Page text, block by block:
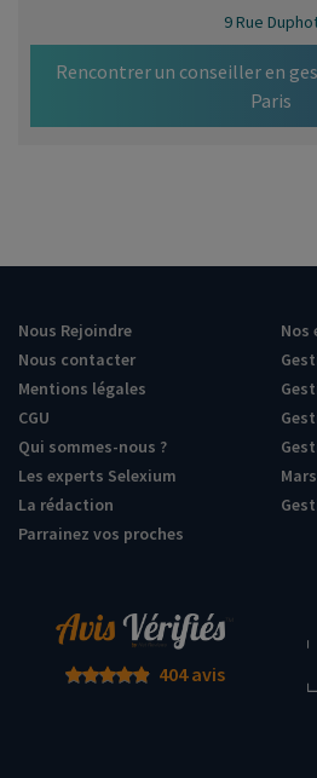
9 Rue
Rencontrer un conseiller en
Paris
Nous Rejoindre
Nous contacter
Mentions légales
CGU
Qui sommes-nous ?
Les experts Selexium
La rédaction
Parrainez vos proches
Nos
404 avis